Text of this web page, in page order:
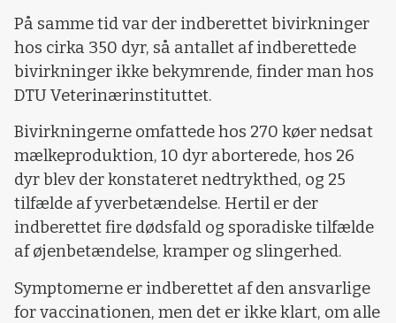
På samme tid var der indberettet bivirkninger
hos cirka 350 dyr, så antallet af indberettede
bivirkninger ikke bekymrende, finder man hos
DTU Veterinærinstituttet.
Bivirkningerne omfattede hos 270 køer nedsat
mælkeproduktion, 10 dyr aborterede, hos 26
dyr blev der konstateret nedtrykthed, og 25
tilfælde af yverbetændelse. Hertil er der
indberettet fire dødsfald og sporadiske tilfælde
af øjenbetændelse, kramper og slingerhed.
Symptomerne er indberettet af den ansvarlige
for vaccinationen, men det er ikke klart, om alle